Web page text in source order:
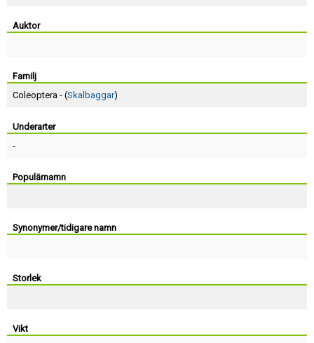
Auktor
Familj
Coleoptera - (Skalbaggar)
Underarter
-
Populärnamn
Synonymer/tidigare namn
Storlek
Vikt